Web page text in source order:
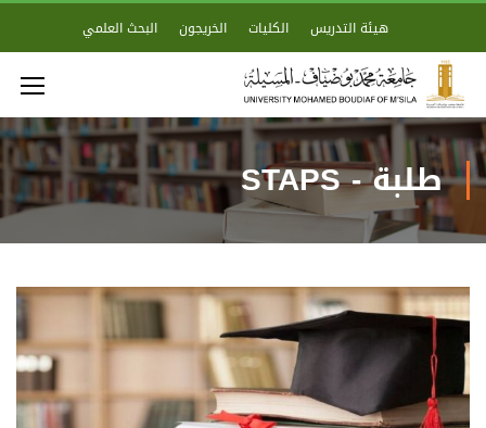
هيئة التدريس الكليات الخريجون البحث العلمي
طلبة - STAPS